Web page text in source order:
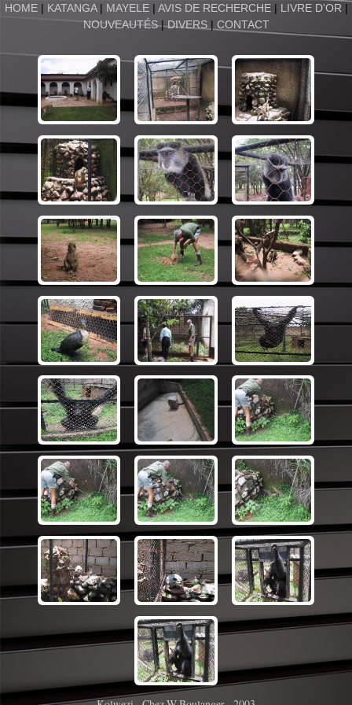
HOME | KATANGA| MAYELE| AVIS DE RECHERCHE| LIVRE D'OR |
NOUVEAUTÉS|DIVERS| CONTACT